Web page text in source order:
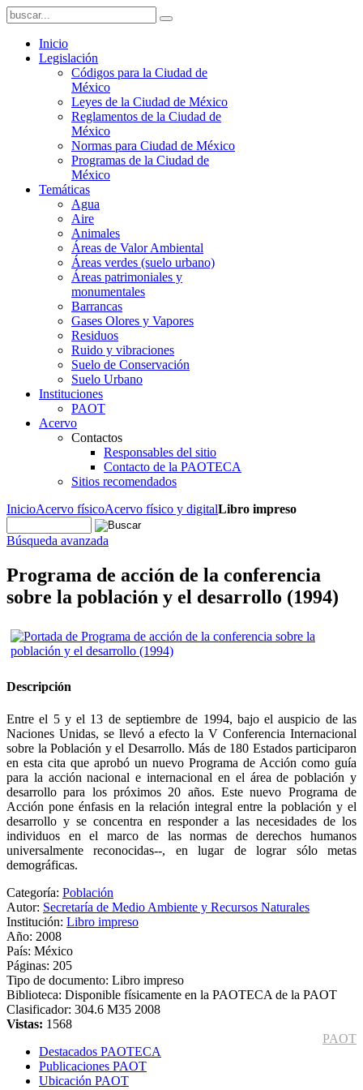
Inicio
Legislación
Códigos para la Ciudad de
México
Leyes de la Ciudad de México
Reglamentos de la Ciudad de
México
Normas para Ciudad de México
Programas de la Ciudad de
México
Temáticas
Agua
Aire
Animales
Áreas de Valor Ambiental
Áreas verdes (suelo urbano)
Áreas patrimoniales y
monumentales
Barrancas
Gases Olores y Vapores
Residuos
Ruido y vibraciones
Suelo de Conservación
Suelo Urbano
Instituciones
PAOT
Acervo
Contactos
Responsables del sitio
Contacto de la PAOTECA
Sitios recomendados
InicioAcervo físicoAcervo físico y digitalLibro impreso
Búsqueda avanzada
Programa de acción de la conferencia
sobre la población y el desarrollo (1994)
Descripción
Entre el 5 y el 13 de septiembre de 1994, bajo el auspicio de las
Naciones Unidas, se llevó a efecto la V Conferencia Internacional
sobre la Población y el Desarrollo. Más de 180 Estados participaron
en esta cita que aprobó un nuevo Programa de Acción como guía
para la acción nacional e internacional en el área de población y
desarrollo para los próximos 20 años. Este nuevo Programa de
Acción pone énfasis en la relación integral entre la población y el
desarrollo y se concentra en responder a las necesidades de los
individuos en el marco de las normas de derechos humanos
universalmente reconocidas--, en lugar de lograr sólo metas
demográficas.
Categoría: Población
Autor: Secretaría de Medio Ambiente y Recursos Naturales
Institución: Libro impreso
Año: 2008
País: México
Páginas: 205
Tipo de documento: Libro impreso
Biblioteca: Disponible físicamente en la PAOTECA de la PAOT
Clasificador: 304.6 M35 2008
Vistas: 1568
PAOT
Destacados PAOTECA
Publicaciones PAOT
Ubicación PAOT